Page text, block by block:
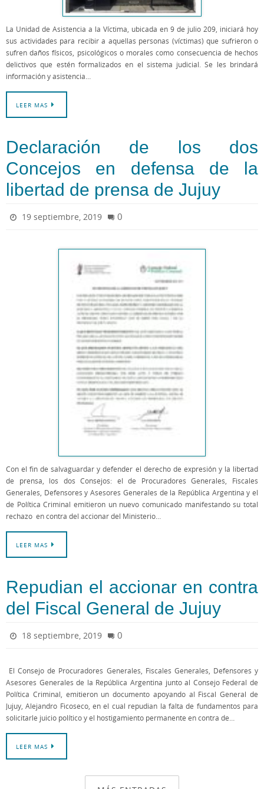
La Unidad de Asistencia a la Víctima, ubicada en 9 de julio 209, iniciará hoy
sus actividades para recibir a aquellas personas (víctimas) que sufrieron o
sufren daños físicos, psicológicos o morales como consecuencia de hechos
delictivos que estén formalizados en el sistema judicial. Se les brindará
información y asistencia…
LEER MAS
Declaración de los dos
Concejos en defensa de la
libertad de prensa de Jujuy
19 septiembre, 2019 0
Con el fin de salvaguardar y defender el derecho de expresión y la libertad
de prensa, los dos Consejos: el de Procuradores Generales, Fiscales
Generales, Defensores y Asesores Generales de la República Argentina y el
de Política Criminal emitieron un nuevo comunicado manifestando su total
rechazo en contra del accionar del Ministerio…
LEER MAS
Repudian el accionar en contra
del Fiscal General de Jujuy
18 septiembre, 2019 0
El Consejo de Procuradores Generales, Fiscales Generales, Defensores y
Asesores Generales de la República Argentina junto al Consejo Federal de
Política Criminal, emitieron un documento apoyando al Fiscal General de
Jujuy, Alejandro Ficoseco, en el cual repudian la falta de fundamentos para
solicitarle juicio político y el hostigamiento permanente en contra de…
LEER MAS